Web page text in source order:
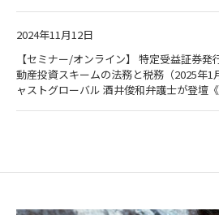
2024年11月12日
【セミナー/オンライン】 特定受益証券
動産投資スキームの法務と税務（2025年1
ャストグローバル 酒井俊和弁護士が登壇《